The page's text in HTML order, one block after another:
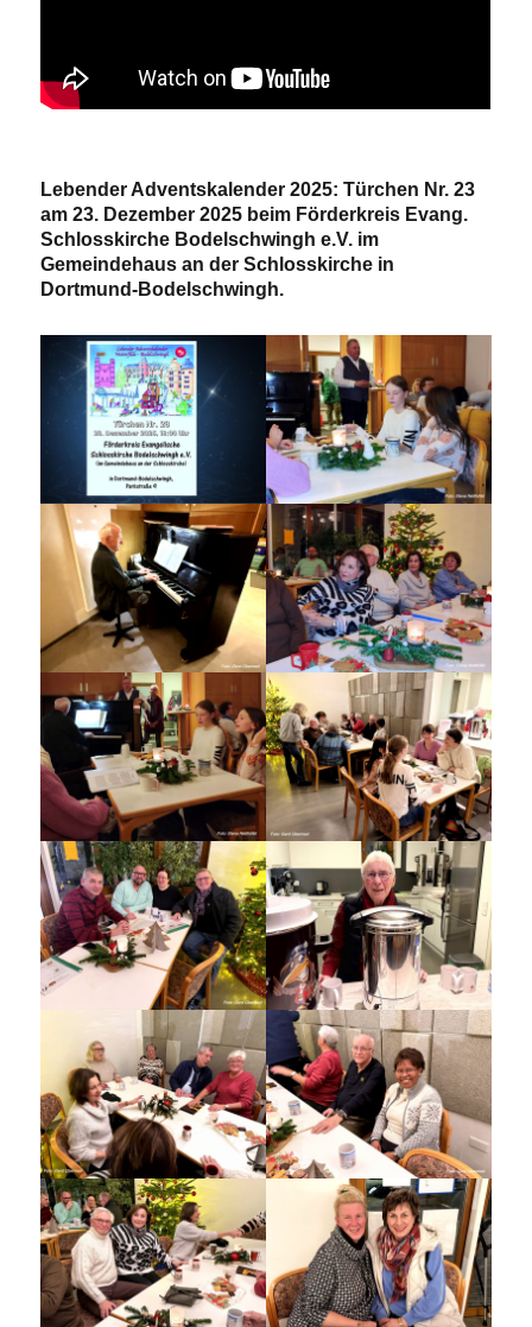
Lebender Adventskalender 2025: Türchen Nr. 23
am 23. Dezember 2025 beim Förderkreis Evang.
Schlosskirche Bodelschwingh e.V. im
Gemeindehaus an der Schlosskirche in
Dortmund-Bodelschwingh.